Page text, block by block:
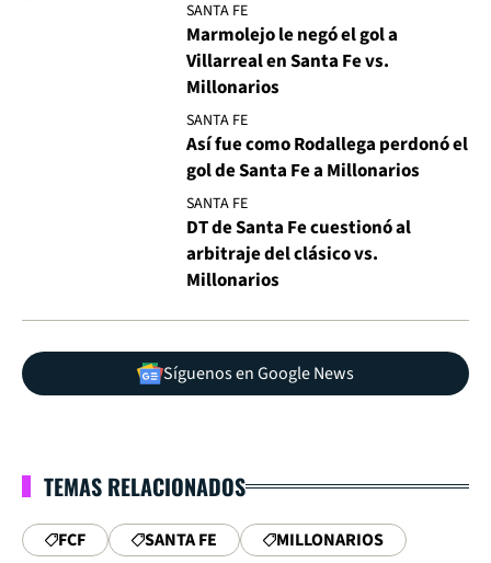
SANTA FE
Marmolejo le negó el gol a
Villarreal en Santa Fe vs.
Millonarios
SANTA FE
Así fue como Rodallega perdonó el
gol de Santa Fe a Millonarios
SANTA FE
DT de Santa Fe cuestionó al
arbitraje del clásico vs.
Millonarios
Síguenos en Google News
TEMAS RELACIONADOS
FCF SANTA FE MILLONARIOS